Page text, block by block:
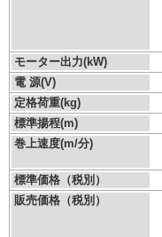
モーター出力(kW)
電 源(V)
定格荷重(kg)
標準揚程(m)
巻上速度(m/分)
標準価格（税別）
販売価格（税別）